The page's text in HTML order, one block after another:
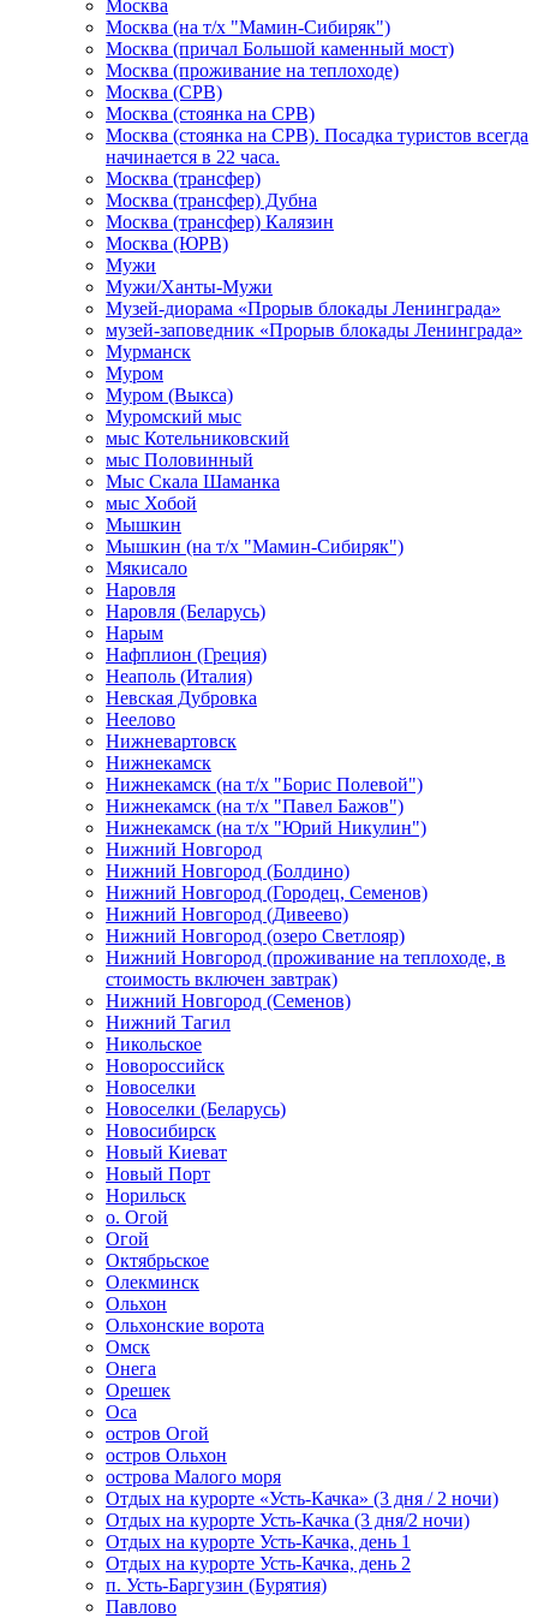
Москва
Москва (на т/х "Мамин-Сибиряк")
Москва (причал Большой каменный мост)
Москва (проживание на теплоходе)
Москва (СРВ)
Москва (стоянка на СРВ)
Москва (стоянка на СРВ). Посадка туристов всегда
начинается в 22 часа.
Москва (трансфер)
Москва (трансфер) Дубна
Москва (трансфер) Калязин
Москва (ЮРВ)
Мужи
Мужи/Ханты-Мужи
Музей-диорама «Прорыв блокады Ленинграда»
музей-заповедник «Прорыв блокады Ленинграда»
Мурманск
Муром
Муром (Выкса)
Муромский мыс
мыс Котельниковский
мыс Половинный
Мыс Скала Шаманка
мыс Хобой
Мышкин
Мышкин (на т/х "Мамин-Сибиряк")
Мякисало
Наровля
Наровля (Беларусь)
Нарым
Нафплион (Греция)
Неаполь (Италия)
Невская Дубровка
Неелово
Нижневартовск
Нижнекамск
Нижнекамск (на т/х "Борис Полевой")
Нижнекамск (на т/х "Павел Бажов")
Нижнекамск (на т/х "Юрий Никулин")
Нижний Новгород
Нижний Новгород (Болдино)
Нижний Новгород (Городец, Семенов)
Нижний Новгород (Дивеево)
Нижний Новгород (озеро Светлояр)
Нижний Новгород (проживание на теплоходе, в
стоимость включен завтрак)
Нижний Новгород (Семенов)
Нижний Тагил
Никольское
Новороссийск
Новоселки
Новоселки (Беларусь)
Новосибирск
Новый Киеват
Новый Порт
Норильск
о. Огой
Огой
Октябрьское
Олекминск
Ольхон
Ольхонские ворота
Омск
Онега
Орешек
Оса
остров Огой
остров Ольхон
острова Малого моря
Отдых на курорте «Усть-Качка» (3 дня / 2 ночи)
Отдых на курорте Усть-Качка (3 дня/2 ночи)
Отдых на курорте Усть-Качка, день 1
Отдых на курорте Усть-Качка, день 2
п. Усть-Баргузин (Бурятия)
Павлово